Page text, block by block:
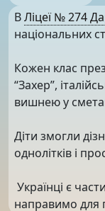
ВЛіцеї № 274
національних
Кожен клас
“Захер”,
вишнею у
Діти змогли
однолітків і
Українці є
направимо для